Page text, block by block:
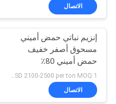
جولة
في
المعمل
مراقبة
الجودة
الاتصال
إنزيم نباتي حمض أميني
مسحوق أصفر خفيف
حمض أميني 80٪
هيدروليزة إنزيمية بروتين
الكلور مجانا
الاتصال